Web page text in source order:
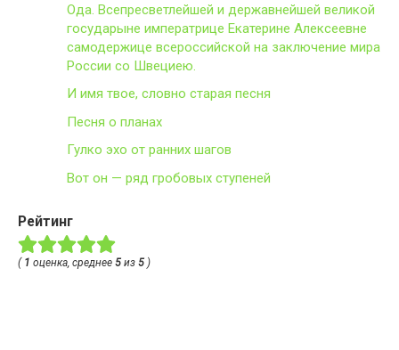
Ода. Всепресветлейшей и державнейшей великой
государыне императрице Екатерине Алексеевне
самодержице всероссийской на заключение мира
России со Швециею.
И имя твое, словно старая песня
Песня о планах
Гулко эхо от ранних шагов
Вот он — ряд гробовых ступеней
Рейтинг
( 1 оценка, среднее 5 из 5 )